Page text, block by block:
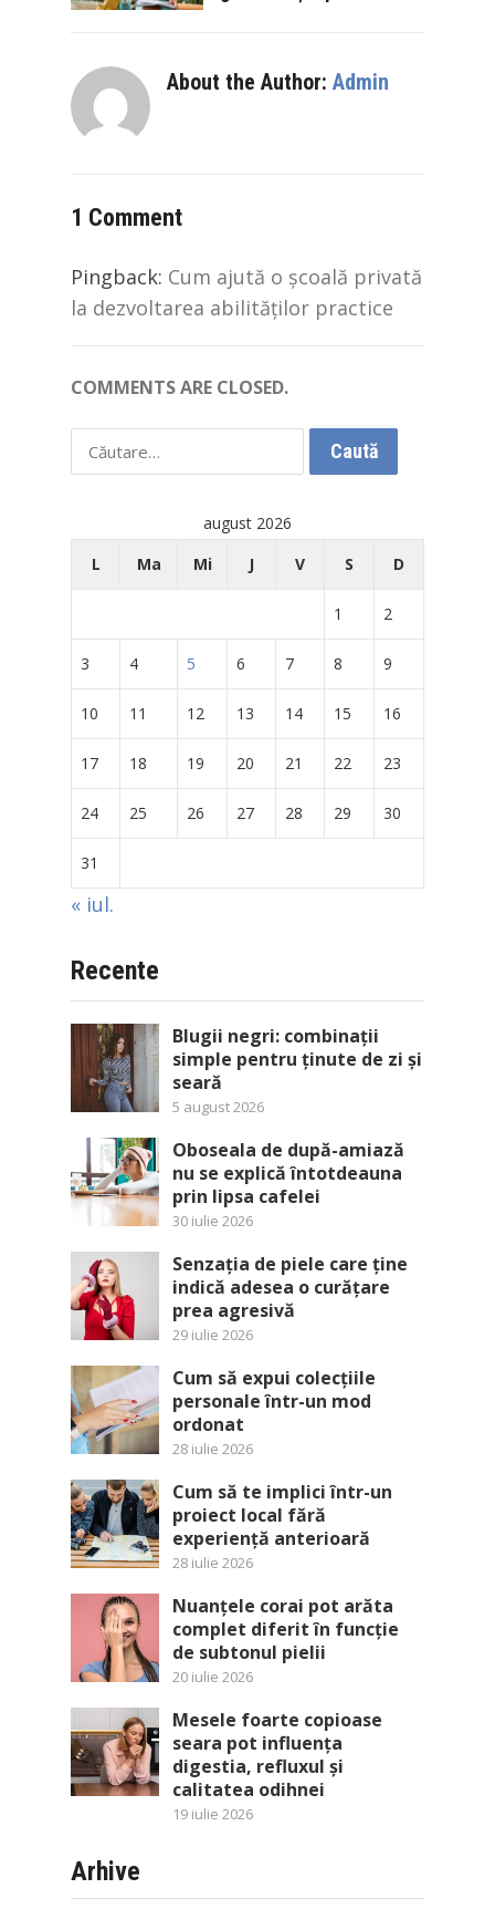
About the Author: Admin
1 Comment
Pingback: Cum ajută o școală privată
la dezvoltarea abilităților practice
COMMENTS ARE CLOSED.
Caută
după:
august 2026
L
Ma Mi J V S D
1 2
3 4 5 6 7 8 9
10 11 12 13 14 15 16
17 18 19 20 21 22 23
24 25 26 27 28 29 30
31
« iul.
Recente
Blugii negri: combinații
simple pentru ținute de zi și
seară
5 august 2026
Oboseala de după-amiază
nu se explică întotdeauna
prin lipsa cafelei
30 iulie 2026
Senzația de piele care ține
indică adesea o curățare
prea agresivă
29 iulie 2026
Cum să expui colecțiile
personale într-un mod
ordonat
28 iulie 2026
Cum să te implici într-un
proiect local fără
experiență anterioară
28 iulie 2026
Nuanțele corai pot arăta
complet diferit în funcție
de subtonul pielii
20 iulie 2026
Mesele foarte copioase
seara pot influența
digestia, refluxul și
calitatea odihnei
19 iulie 2026
Arhive